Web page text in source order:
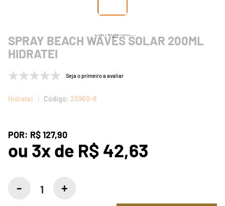
SPRAY BEACH WAVES SOLAR 200ML
HIDRATEI
Seja o primeiro a avaliar
Hidratei 23960-8
POR: R$ 127,90
ou 3xde R$ 42,63